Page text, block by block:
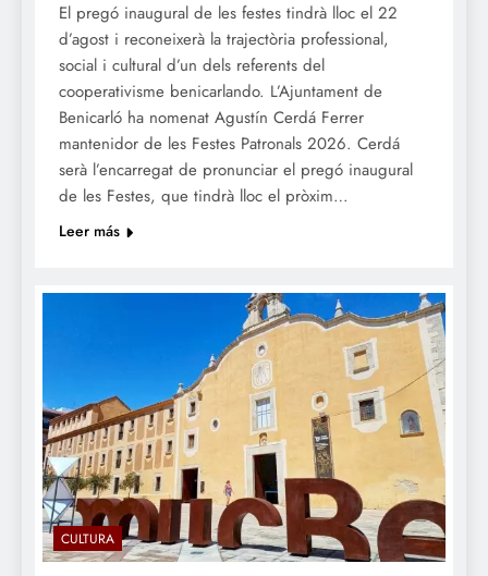
El pregó inaugural de les festes tindrà lloc el 22
d’agost i reconeixerà la trajectòria professional,
social i cultural d’un dels referents del
cooperativisme benicarlando. L’Ajuntament de
Benicarló ha nomenat Agustín Cerdá Ferrer
mantenidor de les Festes Patronals 2026. Cerdá
serà l’encarregat de pronunciar el pregó inaugural
de les Festes, que tindrà lloc el pròxim…
Leer más
CULTURA